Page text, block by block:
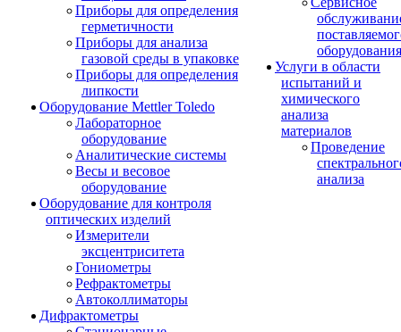
Приборы для определения
герметичности
Приборы для анализа
газовой среды в упаковке
Приборы для определения
липкости
Оборудование Mettler Toledo
Лабораторное
оборудование
Аналитические системы
Весы и весовое
оборудование
Оборудование для контроля
оптических изделий
Измерители
эксцентриситета
Гониометры
Рефрактометры
Автоколлиматоры
Дифрактометры
оборудования
Услуги в области
испытаний и
химического
анализа
материалов
Проведение
анализа